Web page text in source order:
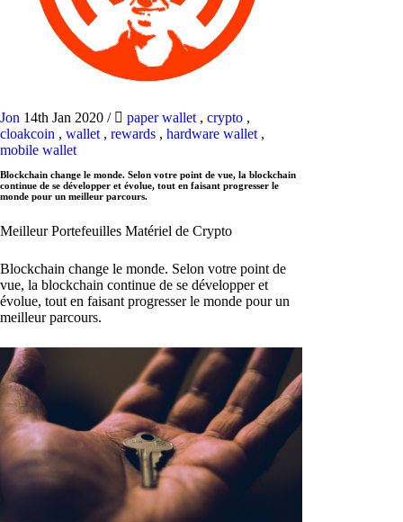
Jon 14th Jan 2020 / paper wallet , crypto ,
cloakcoin , wallet , rewards , hardware wallet ,
mobile wallet
Blockchain change le monde. Selon votre point de vue, la blockchain
continue de se développer et évolue, tout en faisant progresser le
monde pour un meilleur parcours.
Meilleur Portefeuilles Matériel de Crypto
Blockchain change le monde. Selon votre point de
vue, la blockchain continue de se développer et
évolue, tout en faisant progresser le monde pour un
meilleur parcours.